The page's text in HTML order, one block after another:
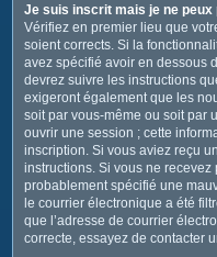
Je suis inscrit mais je ne peux
Vérifiez en premier lieu que
soient corrects. Si la
avez spécifié avoir en dessous
devrez suivre les instructions
exigeront également que les
soit par vous-même ou soit par
ouvrir une session ; cette
inscription. Si vous aviez reçu
instructions. Si vous ne
probablement spécifié une
le courrier électronique a été
que l’adresse de courrier
correcte, essayez de contacter